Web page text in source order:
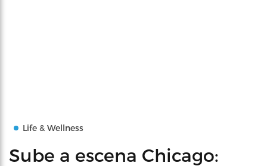
Life & Wellness
Sube a escena Chicago: